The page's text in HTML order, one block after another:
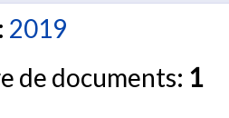
2019
de documents: 1